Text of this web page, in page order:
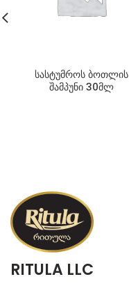
სასტუმროს ბოთლის
შამპუნი 30მლ
RITULA LLC